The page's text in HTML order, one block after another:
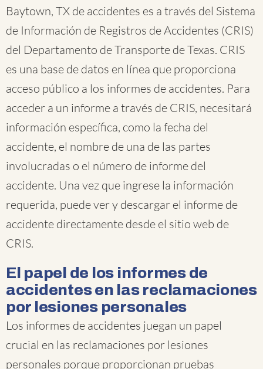
Baytown, TX de accidentes es a través del Sistema
de Información de Registros de Accidentes (CRIS)
del Departamento de Transporte de Texas. CRIS
es una base de datos en línea que proporciona
acceso público a los informes de accidentes. Para
acceder a un informe a través de CRIS, necesitará
información específica, como la fecha del
accidente, el nombre de una de las partes
involucradas o el número de informe del
accidente. Una vez que ingrese la información
requerida, puede ver y descargar el informe de
accidente directamente desde el sitio web de
CRIS.
El papel de los informes de
accidentes en las reclamaciones
por lesiones personales
Los informes de accidentes juegan un papel
crucial en las reclamaciones por lesiones
personales porque proporcionan pruebas